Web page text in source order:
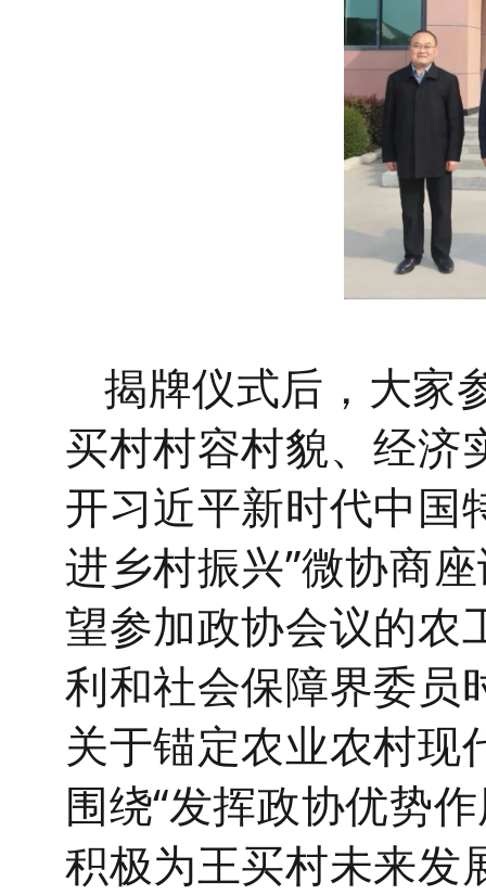
揭牌仪式后，大家
买村村容村貌、经济
开习近平新时代中国
进乡村振兴”微协商
望参加政协会议的农
利和社会保障界委员
关于锚定农业农村现
围绕“发挥政协优势
积极为王买村未来发